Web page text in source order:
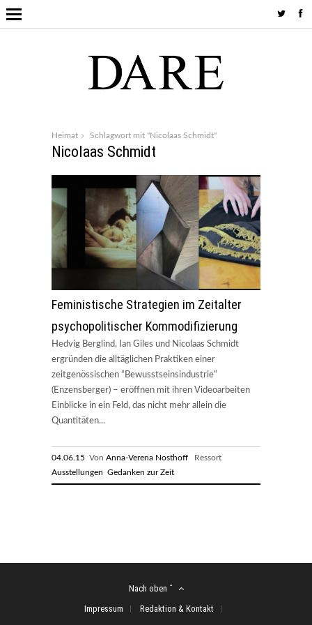
Heimat Schlagwort mit "Nicolaas Schmidt"
Nicolaas Schmidt
Feministische Strategien im Zeitalter
psychopolitischer Kommodifizierung
Hedvig Berglind, Ian Giles und Nicolaas Schmidt
ergründen die alltäglichen Praktiken einer
zeitgenössischen “Bewusstseinsindustrie”
(Enzensberger) – eröffnen mit ihren Videoarbeiten
Einblicke in ein Feld, das nicht mehr allein die
Quantitäten...
04.06.15 Von Anna-Verena Nosthoff Ressort
Ausstellungen Gedanken zur Zeit
Nach oben ˆ
Impressum
Redaktion & Kontakt